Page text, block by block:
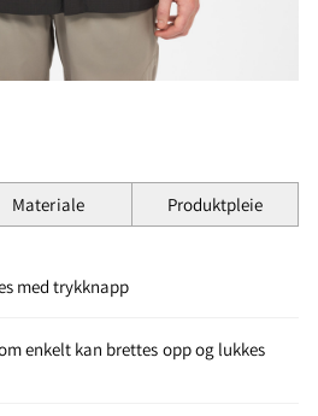
Materiale Produktpleie
med trykknapp
enkelt kan brettes opp og lukkes